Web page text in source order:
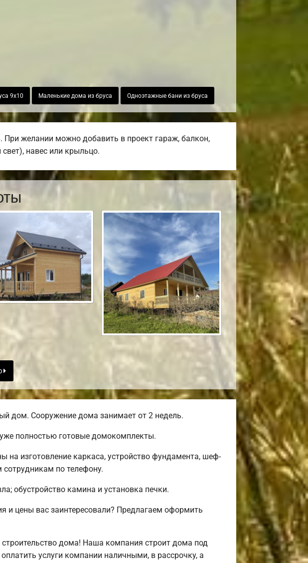
9х10 Маленькие дома из бруса Одноэтажные бани из бруса
желании можно добавить в проект гараж, балкон,
навес или крыльцо.
дом. Сооружение дома занимает от 2 недель.
полностью готовые домокомплекты.
изготовление каркаса, устройство фундамента, шеф-
по телефону.
обустройство камина и установка печки.
и цены вас заинтересовали? Предлагаем оформить
дома! Наша компания строит дома под
услуги компании наличными, в рассрочку, а